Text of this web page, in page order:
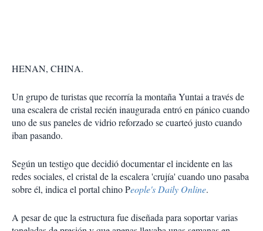
HENAN, CHINA.
Un grupo de turistas que recorría la montaña Yuntai a través de
unaescalera de cristal recién inaugurada entró en pánico cuando
uno de sus paneles devidrio reforzado se cuarteójusto cuando
iban pasando.
Según un testigo que decidió documentar el incidente en las
redes sociales, elcristal de la escalera 'crujía' cuando uno pasaba
sobre él, indica el portal chino People's Daily Online.
A pesar de que la estructura fue diseñada para soportar varias